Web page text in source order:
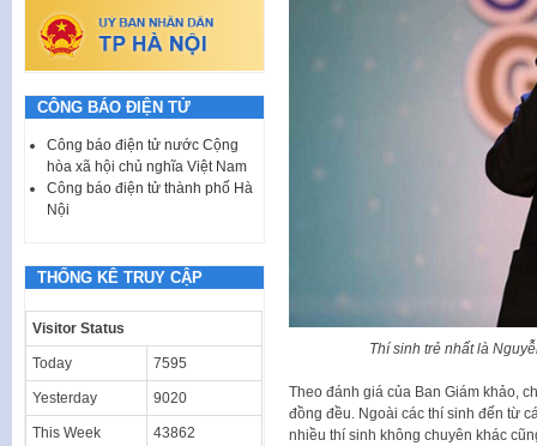
Thí sinh trẻ nhất là
Theo đánh giá của Ban Giám khảo,
đồng đều. Ngoài các thí sinh đến từ
nhiều thí sinh không chuyên khác
CÔNG BÁO ĐIỆN TỬ
Công báo điện tử nước Cộng
hòa xã hội chủ nghĩa Việt Nam
Công báo điện tử thành phố Hà
Nội
THỐNG KÊ TRUY CẬP
Visitor Status
Today 7595
Yesterday 9020
This Week 43862